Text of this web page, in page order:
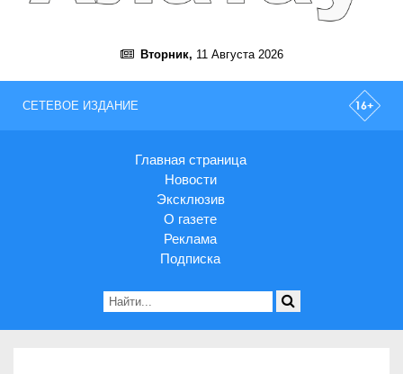
Вторник, 11 Августа 2026
СЕТЕВОЕ ИЗДАНИЕ
Главная страница
Новости
Эксклюзив
О газете
Реклама
Подписка